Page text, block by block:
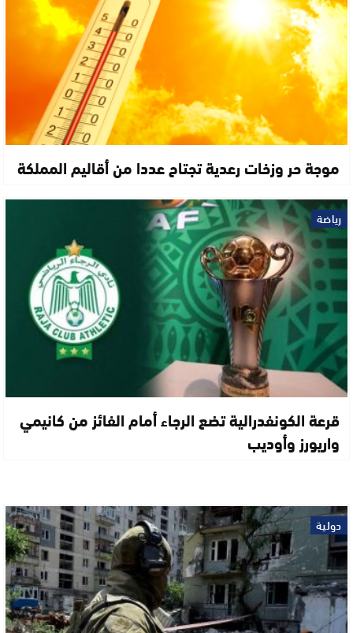
موجة حر وزخات رعدية تجتاح عددا من أقاليم المملكة
رياضة
قرعة الكونفدرالية تضع الرجاء أمام الفائز من كانيمي
واريورز وأوديب
دولية